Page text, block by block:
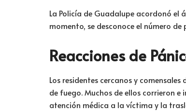
La Policía de Guadalupe acordonó el
momento, se desconoce el número
Reacciones de
Los residentes cercanos y
de fuego. Muchos de ellos corrieron
atención médica a la víctima y la